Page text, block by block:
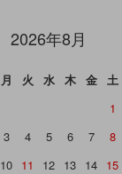
2026年8月
月 火 水 木 金
土
1
3 4 5 6 7
8
10 11 12 13 14 15